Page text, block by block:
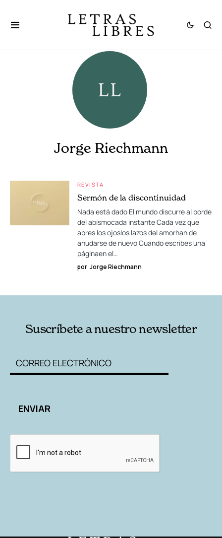
Jorge Riechmann
REVISTA
Sermón de la discontinuidad
Nada está dado El mundo discurre al borde
del abismocada instante Cada vez que
abres los ojoslos lazos del amorhan de
anudarse de nuevo Cuando escribes una
páginaen el…
por Jorge Riechmann
Suscríbete a nuestro newsletter